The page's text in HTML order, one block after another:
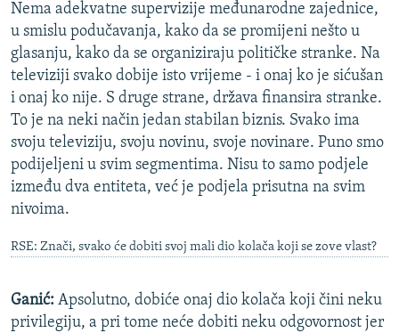
Nema adekvatne supervizije međunarodne zajednice,
u smislu podučavanja, kako da se promijeni nešto u
glasanju, kako da se organiziraju političke stranke. Na
televiziji svako dobije isto vrijeme - i onaj ko je sićušan
i onaj ko nije. S druge strane, država finansira stranke.
To je na neki način jedan stabilan biznis. Svako ima
svoju televiziju, svoju novinu, svoje novinare. Puno smo
podijeljeni u svim segmentima. Nisu to samo podjele
između dva entiteta, već je podjela prisutna na svim
nivoima.
RSE: Znači, svako će dobiti svoj mali dio kolača koji se zove vlast?
Ganić: Apsolutno, dobiće onaj dio kolača koji čini neku
privilegiju, a pri tome neće dobiti neku odgovornost jer